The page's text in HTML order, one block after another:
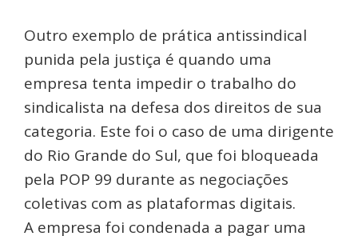
Outro exemplo de prática antissindical
punida pela justiça é quando uma
empresa tenta impedir o trabalho do
sindicalista na defesa dos direitos de sua
categoria. Este foi o caso de uma dirigente
do Rio Grande do Sul, que foi bloqueada
pela POP 99 durante as negociações
coletivas com as plataformas digitais.
A empresa foi condenada a pagar uma